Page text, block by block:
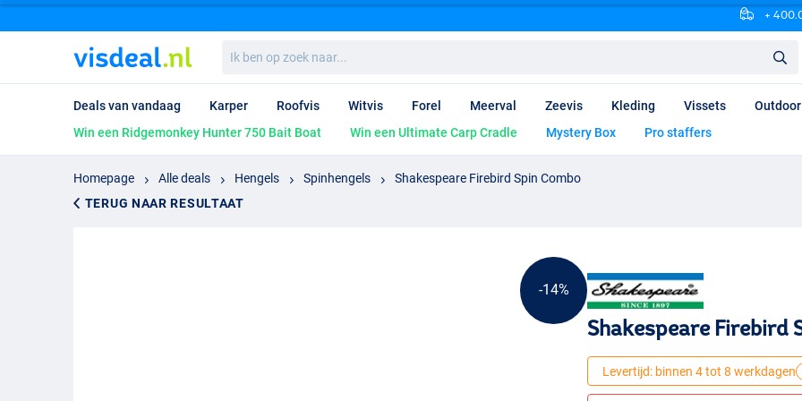
+
ben
op
naar...
Deals van vandaag Karper Roofvis Witvis Forel Meerval Zeevis Kleding Vissets Outdoor
Win een Ridgemonkey Hunter 750 Bait Boat
Win een Ultimate Carp Cradle Mystery Box Pro staffers
Homepage Alle deals Hengels Spinhengels
Shakespeare Firebird Spin Combo
TERUG NAAR RESULTAAT
-14%
Shakespeare Firebird
Levertijd: binnen 4 tot 8 werkdagen